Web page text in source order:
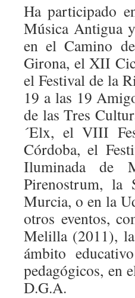
Ha participado
Música Antigua
en el Camino
Girona, el XII
el Festival de la
19 a las 19
de las Tres
´Elx, el VIII
Córdoba, el
Iluminada de
Pirenostrum, la
Murcia, o en la
otros eventos,
Melilla (2011),
ámbito
pedagógicos, en
D.G.A.